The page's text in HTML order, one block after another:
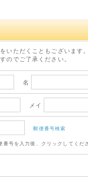
いただくこともございます。
のでご了承ください。
名
メイ
郵便番号検索
番号を入力後、クリックしてくだ